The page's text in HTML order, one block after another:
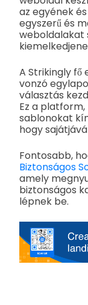
az egyének
egyszerű és
weboldalakat
A Strikingly fő
vonzó
választás
Ez a platform,
sablonokat
hogy
Fontosabb,
Biztonságos
amely
biztonságos
lépnek be.